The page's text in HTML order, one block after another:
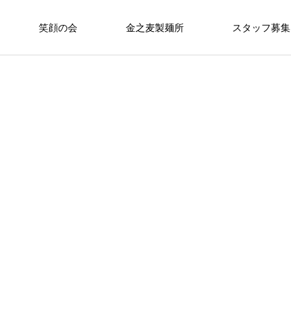
笑顔の会 金之麦製麺所 スタッフ募集